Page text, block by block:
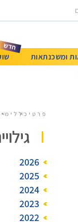
ומשכנתאות
פרטי כללי
2026
2025
2024
2023
2022